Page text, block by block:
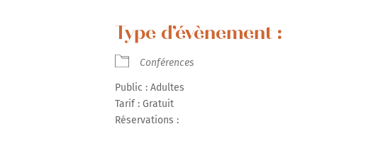
Type d’évènement :
Conférences
Public : Adultes
Tarif : Gratuit
Réservations :